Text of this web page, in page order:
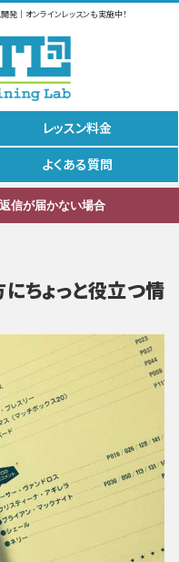
発｜オンラインレッスンも実施中！
レッスン料金
よくある質問
信が届かない場合
ちょっと役立つ情